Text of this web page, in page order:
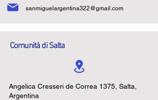
sanmiguelargentina322@gmail.com
Comunità di Salta
Angelica Cresseri de Correa 1375, Salta,
Argentina